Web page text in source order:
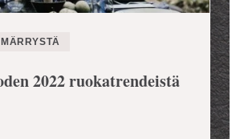
2022 ruokatrendeistä